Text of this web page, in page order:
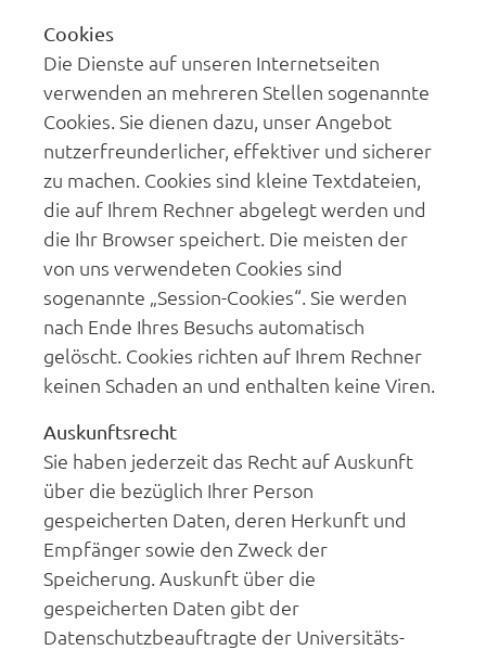
Cookies
Die Dienste auf unseren Internetseiten
verwenden an mehreren Stellen sogenannte
Cookies. Sie dienen dazu, unser Angebot
nutzerfreunderlicher, effektiver und sicherer
zu machen. Cookies sind kleine Textdateien,
die auf Ihrem Rechner abgelegt werden und
die Ihr Browser speichert. Die meisten der
von uns verwendeten Cookies sind
sogenannte „Session-Cookies“. Sie werden
nach Ende Ihres Besuchs automatisch
gelöscht. Cookies richten auf Ihrem Rechner
keinen Schaden an und enthalten keine Viren.
Auskunftsrecht
Sie haben jederzeit das Recht auf Auskunft
über die bezüglich Ihrer Person
gespeicherten Daten, deren Herkunft und
Empfänger sowie den Zweck der
Speicherung. Auskunft über die
gespeicherten Daten gibt der
Datenschutzbeauftragte der Universitäts-